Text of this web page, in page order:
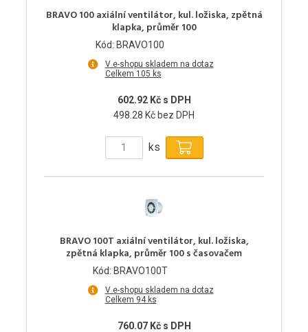
BRAVO 100 axiální ventilátor, kul. ložiska, zpětná
klapka, průměr 100
Kód: BRAVO100
V e-shopu skladem na dotaz
Celkem 105 ks
602.92 Kč s DPH
498.28 Kč bez DPH
ks
BRAVO 100T axiální ventilátor, kul. ložiska,
zpětná klapka, průměr 100 s časovačem
Kód: BRAVO100T
V e-shopu skladem na dotaz
Celkem 94 ks
760.07 Kč s DPH